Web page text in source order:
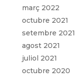
març 2022
octubre 2021
setembre 2021
agost 2021
juliol 2021
octubre 2020